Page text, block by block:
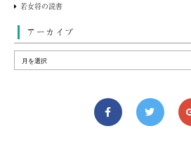
若女将の読書
アーカイブ